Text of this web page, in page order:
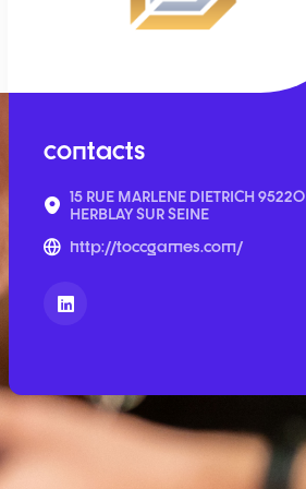
contacts
15 RUE MARLENE DIETRICH 95220
HERBLAY SUR SEINE
http://toccgames.com/